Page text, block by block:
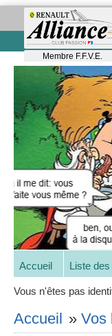
Membre F.F.V.E.
Accueil Liste
Vous n'êtes pas
Accueil » Vos